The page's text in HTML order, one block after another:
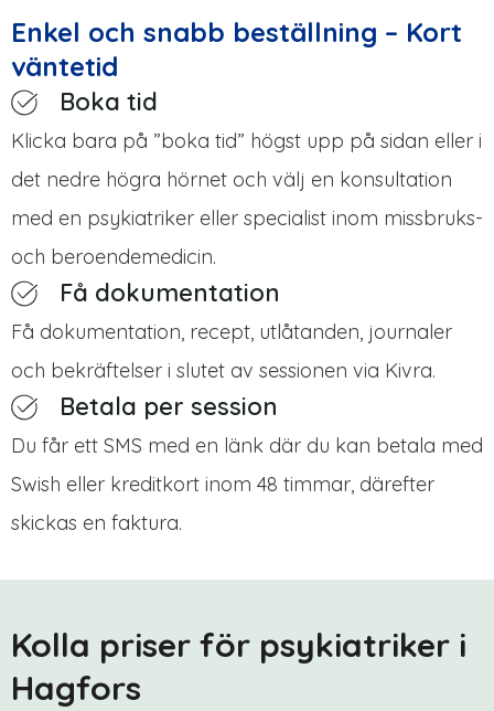
Enkel och snabb beställning – Kort
väntetid
Boka tid
Klicka bara på ”boka tid” högst upp på sidan eller i
det nedre högra hörnet och välj en konsultation
med en psykiatriker eller specialist inom missbruks-
och beroendemedicin.
Få dokumentation
Få dokumentation, recept, utlåtanden, journaler
och bekräftelser i slutet av sessionen via Kivra.
Betala per session
Du får ett SMS med en länk där du kan betala med
Swish eller kreditkort inom 48 timmar, därefter
skickas en faktura.
Kolla priser för psykiatriker i
Hagfors